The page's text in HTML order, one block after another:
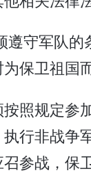
守军队的
保卫祖国
照规定参
行非战争
参战，保